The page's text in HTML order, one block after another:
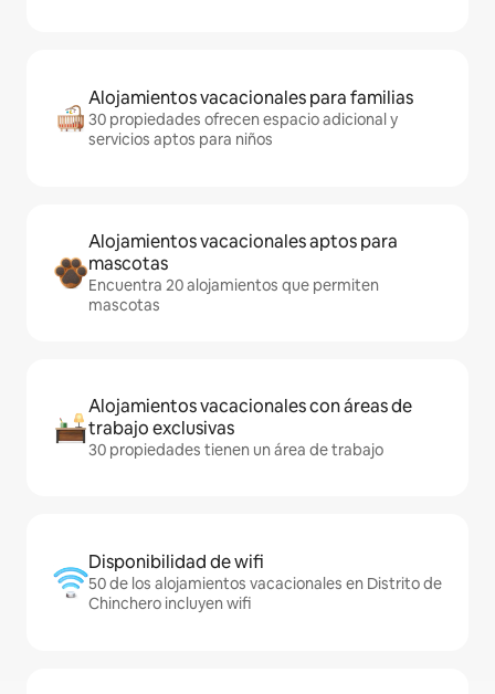
Alojamientos vacacionales para familias
30 propiedades ofrecen espacio adicional y
servicios aptos para niños
Alojamientos vacacionales aptos para
mascotas
Encuentra 20 alojamientos que permiten
mascotas
Alojamientos vacacionales con áreas de
trabajo exclusivas
30 propiedades tienen un área de trabajo
Disponibilidad de wifi
50 de los alojamientos vacacionales en Distrito de
Chinchero incluyen wifi